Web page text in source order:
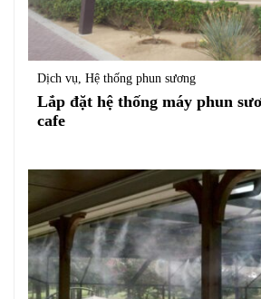
Dịch vụ Hệ thống phun sương
Lắp đặt hệ thống máy phun
cafe